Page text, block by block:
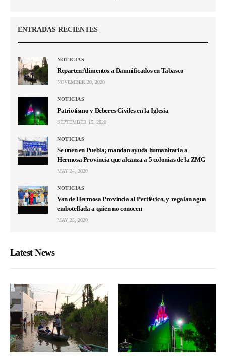
ENTRADAS RECIENTES
NOTICIAS
Reparten Alimentos a Damnificados en Tabasco
NOVEMBER 20, 2020
NOTICIAS
Patriotismo y Deberes Civiles en la Iglesia
SEPTEMBER 15, 2020
NOTICIAS
Se unen en Puebla; mandan ayuda humanitaria a
Hermosa Provincia que alcanza a 5 colonias de la ZMG
MAY 24, 2020
NOTICIAS
Van de Hermosa Provincia al Periférico, y regalan agua
embotellada a quien no conocen
MAY 23, 2020
Latest News